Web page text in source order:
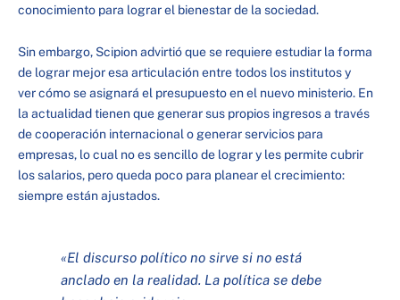
conocimiento para lograr el bienestar de la sociedad.
Sin embargo, Scipion advirtió que se requiere estudiar la forma
de lograr mejor esa articulación entre todos los institutos y
ver cómo se asignará el presupuesto en el nuevo ministerio. En
la actualidad tienen que generar sus propios ingresos a través
de cooperación internacional o generar servicios para
empresas, lo cual no es sencillo de lograr y les permite cubrir
los salarios, pero queda poco para planear el crecimiento:
siempre están ajustados.
«El discurso político no sirve si no está
anclado en la realidad. La política se debe